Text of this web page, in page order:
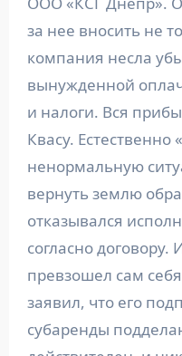
за нее вносить не
компания несла
вынужденной
и налоги. Вся
Квасу.
ненормальную
вернуть землю
отказывался
согласно договору.
превзошел сам
заявил, что его
субаренды